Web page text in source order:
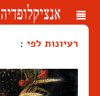
Toggle
רעיונות לפי :